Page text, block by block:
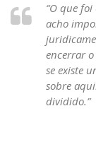
“O que
acho
encerrar
se existe
sobre
dividido.”